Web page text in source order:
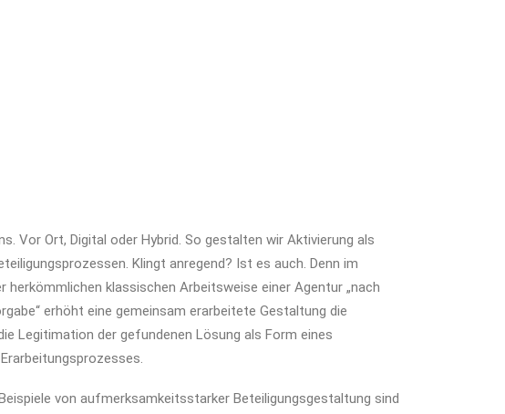
Vor Ort, Digital oder Hybrid. So gestalten wir Aktivierung als
Klingt anregend? Ist es auch. Denn im
herkömmlichen klassischen Arbeitsweise einer Agentur „nach
erhöht eine gemeinsam erarbeitete Gestaltung die
Legitimation der gefundenen Lösung als Form eines
von aufmerksamkeitsstarker Beteiligungsgestaltung sind